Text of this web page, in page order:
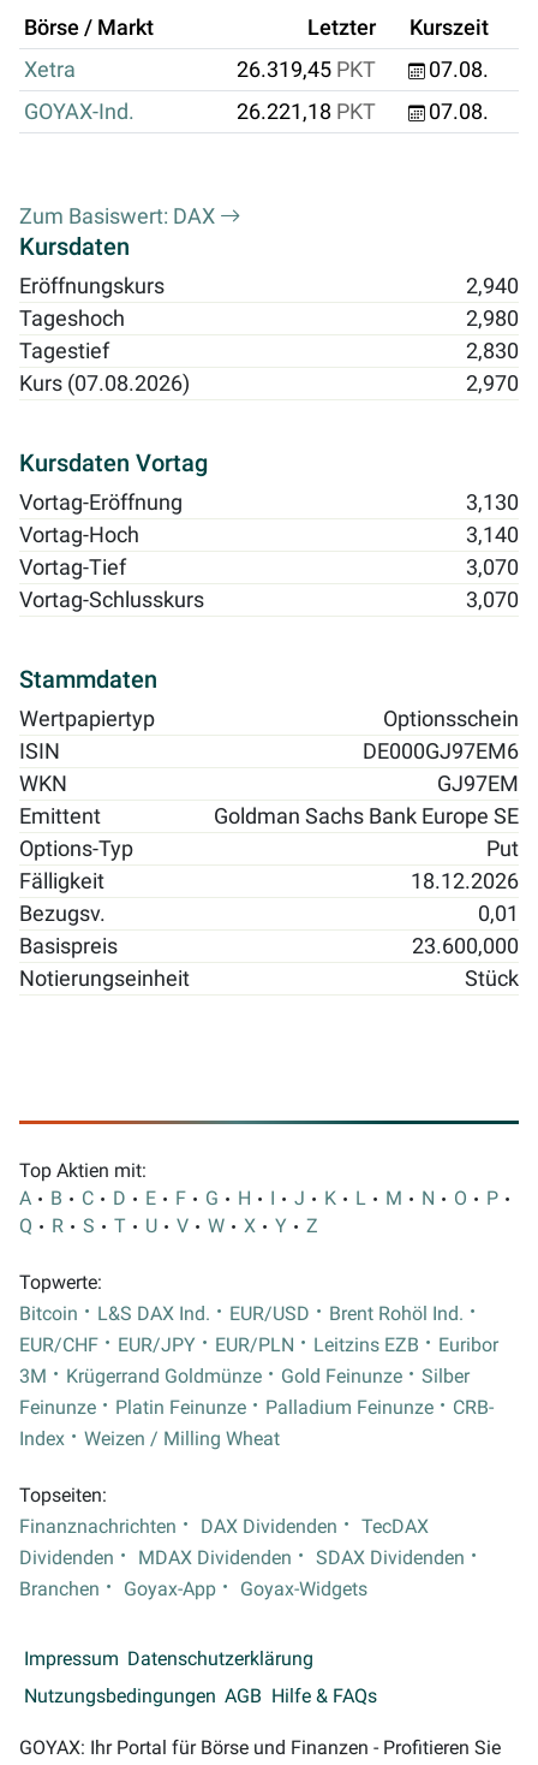
Börse / Markt Letzter
Kurszeit
Xetra
26.319,45 PKT
07.08.
GOYAX-Ind.
26.221,18 PKT 07.08.
Zum Basiswert: DAX
Kursdaten
Eröffnungskurs
2,940
Tageshoch
2,980
Tagestief
2,830
Kurs (07.08.2026)
2,970
Kursdaten Vortag
Vortag-Eröffnung
3,130
Vortag-Hoch
3,140
Vortag-Tief
3,070
Vortag-Schlusskurs
3,070
Stammdaten
Wertpapiertyp
Optionsschein
ISIN
DE000GJ97EM6
WKN
GJ97EM
Emittent
Goldman Sachs Bank Europe SE
Options-Typ
Put
Fälligkeit
18.12.2026
Bezugsv.
0,01
Basispreis
23.600,000
Notierungseinheit
Stück
Top Aktien mit:
A
B C D E F G H I J K L M N O
P
Q
R S T U V W X Y Z
Topwerte:
Bitcoin
L&S DAX Ind. EUR/USD
Brent Rohöl Ind.
EUR/CHF
EUR/JPY EUR/PLN Leitzins EZB
Euribor
3M
Krügerrand Goldmünze Gold Feinunze
Silber
Feinunze
Platin Feinunze Palladium Feinunze
CRB-
Index
Weizen / Milling Wheat
Topseiten:
Finanznachrichten
DAX Dividenden
TecDAX
Dividenden
MDAX Dividenden
SDAX Dividenden
Branchen
Goyax-App Goyax-Widgets
Impressum Datenschutzerklärung
Nutzungsbedingungen AGB Hilfe & FAQs
GOYAX: Ihr Portal für Börse und Finanzen - Profitieren Sie